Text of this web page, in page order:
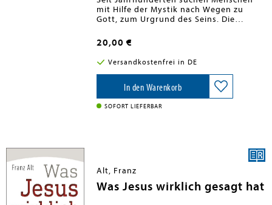
mit Hilfe der Mystik nach Wegen zu
Gott, zum Urgrund des Seins. Die
beschreibt in 52 opulent bebilderten
Kapiteln das Leben und Wirken
christlicher Mystiker von Jesus bis Jörg
Zink, mit Exkursen in die Mystik von
Orthodoxie, Judentum, Islam und
Buddhismus. Als spirituellen Impuls für
den Alltag interpretieren prominente
Mystik-Experten wie Pater Anselm Grün
20,00 €
Versandkostenfrei in DE
In den Warenkorb
SOFORT LIEFERBAR
Alt, Franz
Was Jesus wirklich gesagt hat